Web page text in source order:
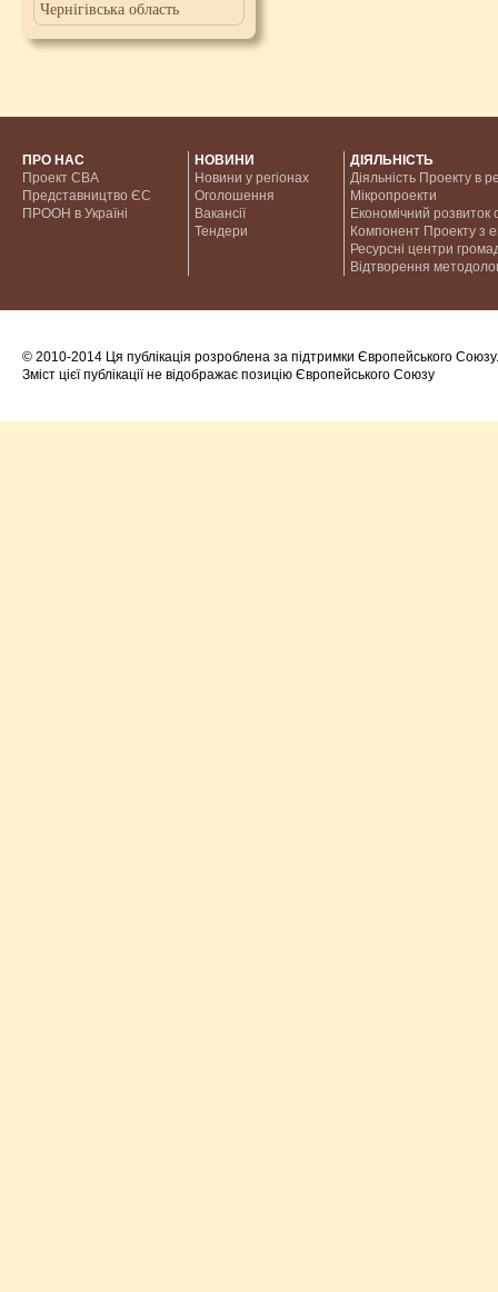
Чернігівська область
ПРО НАС
Проект CBA
Представництво ЄС
ПРООН в Україні
НОВИНИ
Новини у регіонах
Оголошення
Вакансії
Тендери
ДІЯЛЬНІСТЬ
Діяльність Проекту в
Мікропроекти
Економічний розвиток
Компонент Проекту з
Ресурсні центри
Відтворення
© 2010-2014 Ця публікація розроблена за підтримки Європейського Союзу.
Зміст цієї публікації не відображає позицію Європейського Союзу